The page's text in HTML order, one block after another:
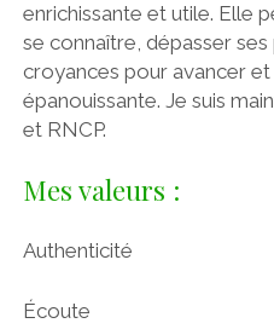
enrichissante et utile. Elle
se connaître, dépasser ses
croyances pour avancer
épanouissante. Je suis
et RNCP.
Mes valeurs :
Authenticité
Écoute